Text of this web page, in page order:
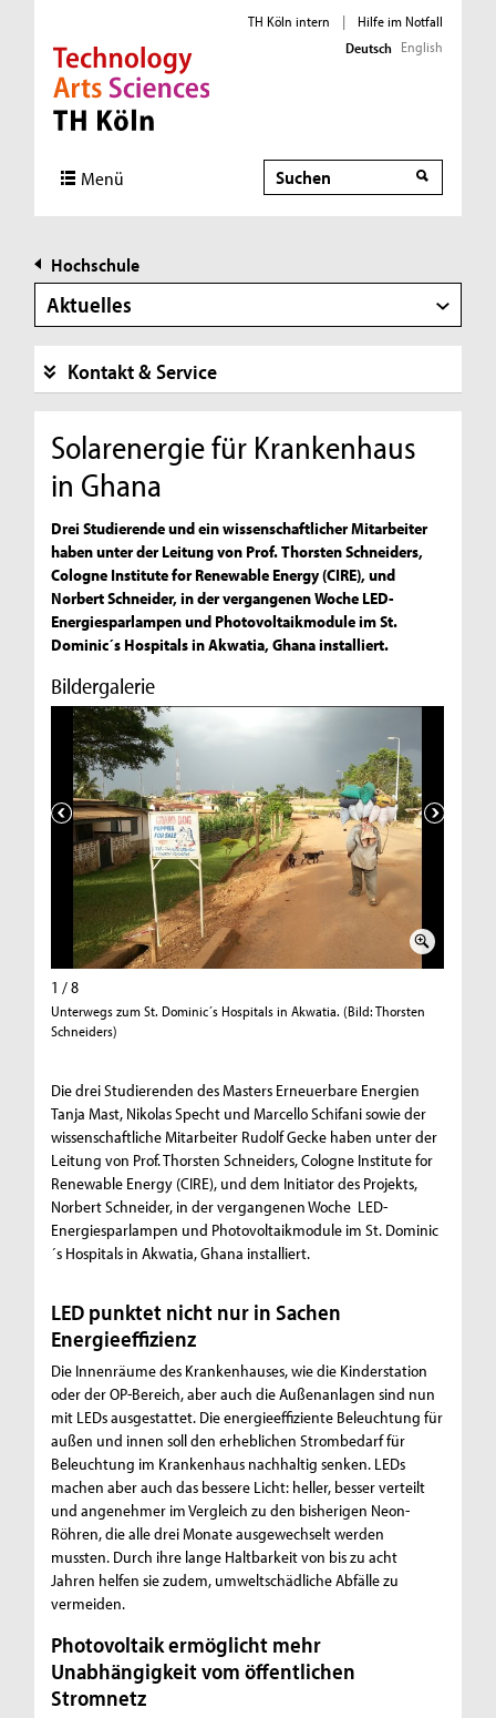
Direkt zur Hauptnavigation
Direkt zur Subnavigation
Direkt zum Inhalt
Direkt zum Fußbereich
TH Köln intern |
Hilfe im Notfall
Deutsch English
Menü Suche
Hochschule
Aktuelles
Kontakt & Service
Solarenergie für Krankenhaus
in Ghana
Drei Studierende und ein wissenschaftlicher Mitarbeiter
haben unter der Leitung von Prof. Thorsten Schneiders,
Cologne Institute for Renewable Energy (CIRE), und
Norbert Schneider, in der vergangenen Woche LED-
Energiesparlampen und Photovoltaikmodule im St.
Dominic´s Hospitals in Akwatia, Ghana installiert.
Bildergalerie
1 / 8
Unterwegs zum St. Dominic´s Hospitals in Akwatia. (Bild: Thorsten
Schneiders)
Die drei Studierenden des Masters Erneuerbare Energien
Tanja Mast, Nikolas Specht und Marcello Schifani sowie der
wissenschaftliche Mitarbeiter Rudolf Gecke haben unter der
Leitung von Prof. Thorsten Schneiders, Cologne Institute for
Renewable Energy (CIRE), und dem Initiator des Projekts,
Norbert Schneider, in der vergangenen Woche LED-
Energiesparlampen und Photovoltaikmodule im St. Dominic
´s Hospitals in Akwatia, Ghana installiert.
LED punktet nicht nur in Sachen
Energieeffizienz
Die Innenräume des Krankenhauses, wie die Kinderstation
oder der OP-Bereich, aber auch die Außenanlagen sind nun
mit LEDs ausgestattet. Die energieeffiziente Beleuchtung für
außen und innen soll den erheblichen Strombedarf für
Beleuchtung im Krankenhaus nachhaltig senken. LEDs
machen aber auch das bessere Licht: heller, besser verteilt
und angenehmer im Vergleich zu den bisherigen Neon-
Röhren, die alle drei Monate ausgewechselt werden
mussten. Durch ihre lange Haltbarkeit von bis zu acht
Jahren helfen sie zudem, umweltschädliche Abfälle zu
vermeiden.
Photovoltaik ermöglicht mehr
Unabhängigkeit vom öffentlichen
Stromnetz